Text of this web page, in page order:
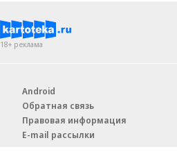
18+ реклама
Android
Обратная связь
Правовая информация
E-mail рассылки